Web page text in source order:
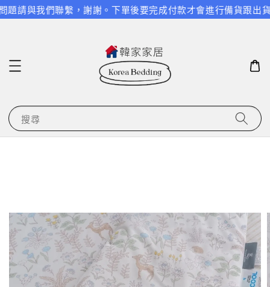
我們聯繫，謝謝。下單後要完成付款才會進行備貨跟出貨，請
搜尋